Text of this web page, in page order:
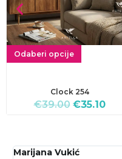
Odaberi opcije
Clock 254
€39.00 €35.10
Marijana Vukić